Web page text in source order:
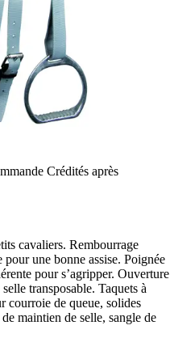
Crédités après
cavaliers. Rembourrage
pour une bonne assise. Poignée
pour s’agripper. Ouverture
transposable. Taquets à
courroie de queue, solides
maintien de selle, sangle de